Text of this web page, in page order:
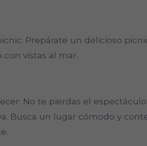
Prepárate un delicioso
con vistas al mar.
No te pierdas el
Busca un lugar cómodo y